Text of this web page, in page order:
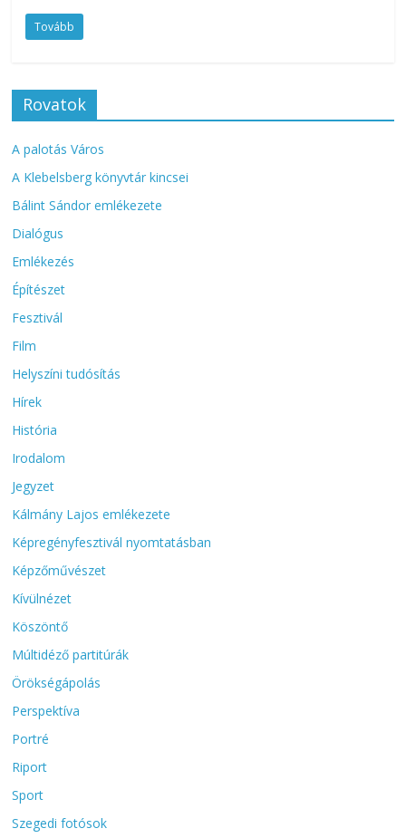
Tovább
Rovatok
A palotás Város
A Klebelsberg könyvtár kincsei
Bálint Sándor emlékezete
Dialógus
Emlékezés
Építészet
Fesztivál
Film
Helyszíni tudósítás
Hírek
História
Irodalom
Jegyzet
Kálmány Lajos emlékezete
Képregényfesztivál nyomtatásban
Képzőművészet
Kívülnézet
Köszöntő
Múltidéző partitúrák
Örökségápolás
Perspektíva
Portré
Riport
Sport
Szegedi fotósok